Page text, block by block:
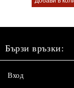
Бързи връзки:
Вход